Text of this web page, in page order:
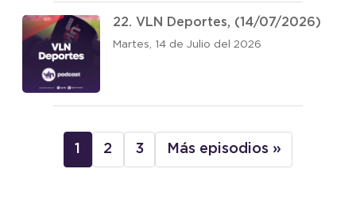
22. VLN Deportes, (14/07/2026)
Martes, 14 de Julio del 2026
1 2 3 Más episodios »